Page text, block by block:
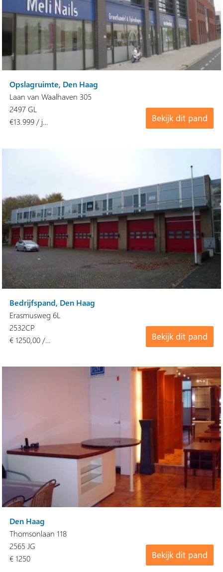
Opslagruimte, Den Haag
Laan van Waalhaven 305
Bekijk dit pand
2497 GL
€13.999 / j…
Bedrijfspand, Den Haag
Erasmusweg 6L
Bekijk dit pand
2532CP
€ 1250,00 /…
Den Haag
Thomsonlaan 118
Bekijk dit pand
2565 JG
€ 1250